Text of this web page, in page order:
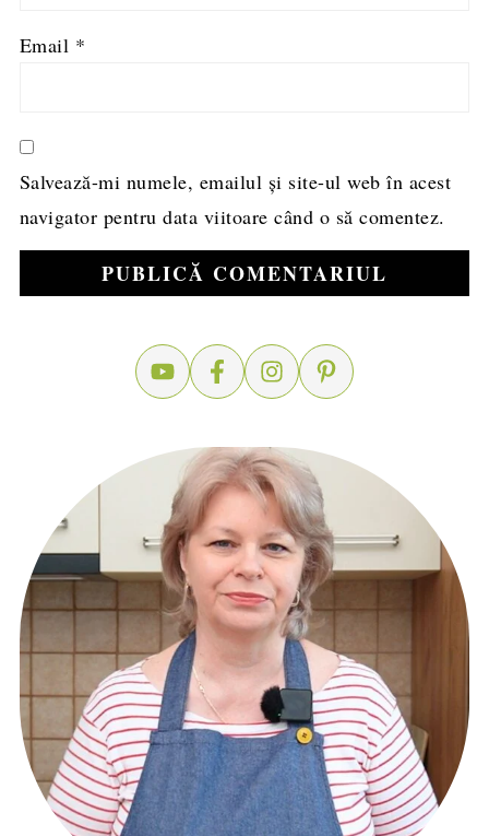
Email *
Salvează-mi numele, emailul și site-ul web în acest
navigator pentru data viitoare când o să comentez.